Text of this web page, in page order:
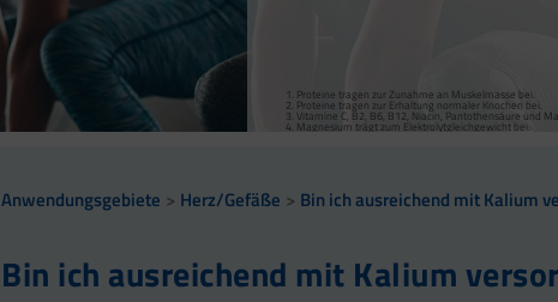
Proteine tragen zur Zunahme an Muskelmasse bei.
Proteine tragen zur Erhaltung normaler Knochen bei.
Vitamine C, B2, B6, B12, Niacin, Pantothensäure und
Magnesium trägt zum Elektrolytgleichgewicht bei.
Magnesium, Vitamine B1, B6, B12 tragen zu einem
Kalium trägt zur Aufrechterhaltung eines normalen
Kalium, Magnesium und Vitamin D tragen zu einer
Mangan trägt zur normalen Bindegewebsbildung und
Vitamine C, B1, B2, B3, B5, B6, B12, Biotin,
Vitamine C, B2, B3, B5, B6, B12 und Magnesium
Anwendungsgebiete Herz/Gefäße Bin ich ausreichend mit Kalium
Bin ich ausreichend mit Kalium